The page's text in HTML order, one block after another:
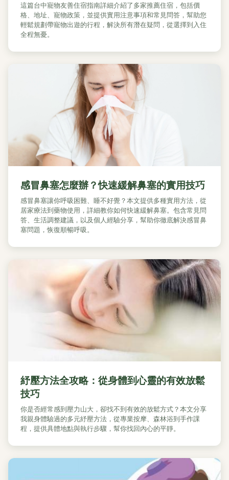
這篇台中寵物友善住宿指南詳細介紹了多家推薦住宿，包括價
格、地址、寵物政策，並提供實用注意事項和常見問答，幫助您
輕鬆規劃帶寵物出遊的行程，解決所有潛在疑問，從選擇到入住
全程無憂。
感冒鼻塞怎麼辦？快速緩解鼻塞的實用技巧
感冒鼻塞讓你呼吸困難、睡不好覺？本文提供多種實用方法，從
居家療法到藥物使用，詳細教你如何快速緩解鼻塞。包含常見問
答、生活調整建議，以及個人經驗分享，幫助你徹底解決感冒鼻
塞問題，恢復順暢呼吸。
紓壓方法全攻略：從身體到心靈的有效放鬆
技巧
你是否經常感到壓力山大，卻找不到有效的放鬆方式？本文分享
我親身體驗過的多元紓壓方法，從專業按摩、森林浴到手作課
程，提供具體地點與執行步驟，幫你找回內心的平靜。